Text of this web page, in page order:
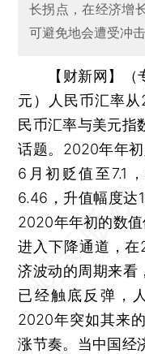
长拐点，在经济增
可避免地会遭受冲击
【财新网】
元）
人民币汇率
民币汇率与美元指
话题。2020年年
6月初贬值至7.1
6.46，升值幅度达
2020年年初的数
进入下降通道，
济波动的周期来看
已经触底反弹，
2020年突如其来
涨节奏。当中国经